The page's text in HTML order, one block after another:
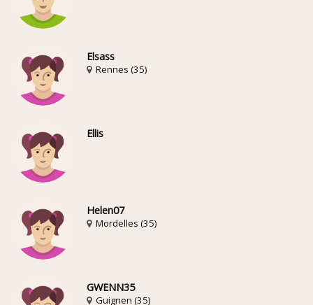
Elsass
Rennes (35)
Ellis
Helen07
Mordelles (35)
GWENN35
Guignen (35)